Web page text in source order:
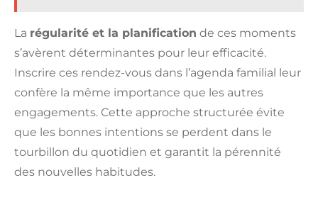
La régularité et la planification de ces moments
s’avèrent déterminantes pour leur efficacité.
Inscrire ces rendez-vous dans l’agenda familial leur
confère la même importance que les autres
engagements. Cette approche structurée évite
que les bonnes intentions se perdent dans le
tourbillon du quotidien et garantit la pérennité
des nouvelles habitudes.